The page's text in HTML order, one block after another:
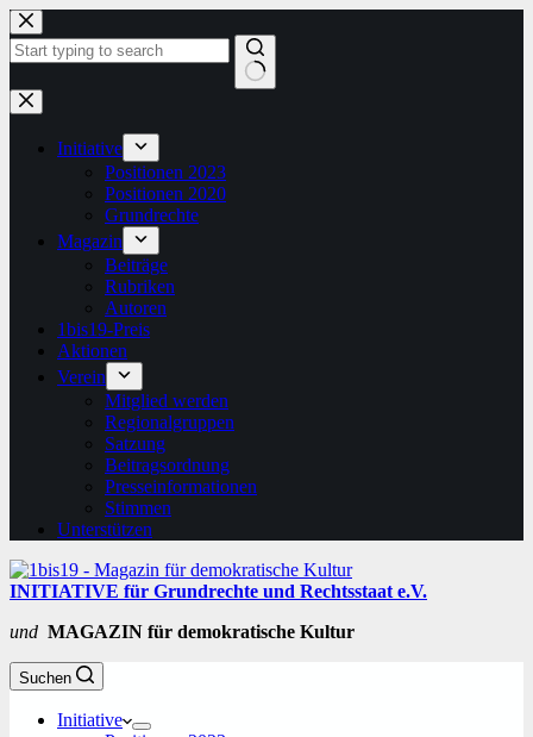
Zum
Inhalt
springen
Keine
Ergebnisse
Initiative
Positionen 2023
Positionen 2020
Grundrechte
Magazin
Beiträge
Rubriken
Autoren
1bis19-Preis
Aktionen
Verein
Mitglied werden
Regionalgruppen
Satzung
Beitragsordnung
Presseinformationen
Stimmen
Unterstützen
INITIATIVE für Grundrechte und Rechtsstaat e.V.
und MAGAZIN für demokratische Kultur
Suchen
Initiative